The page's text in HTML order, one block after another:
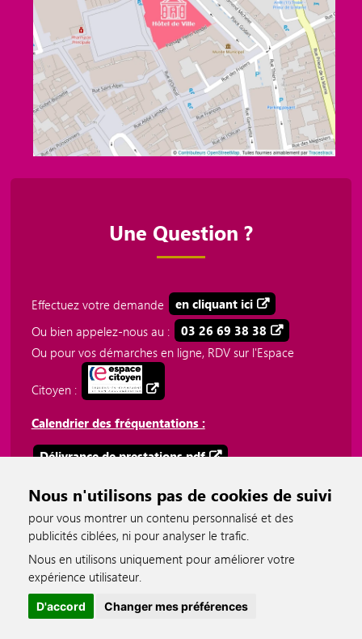
Nous n'utilisons pas de cookies de suivi
pour vous montrer un contenu personnalisé et des
publicités ciblées, ni pour analyser le trafic.
Nous en utilisons uniquement pour améliorer votre
expérience utilisateur.
D'accord Changer mes préférences
Une Question ?
Effectuez votre demande
en cliquant ici
Ou bien appelez-nous au :
03 26 69 38 38
Ou pour vos démarches en ligne, RDV sur l'Espace
Citoyen :
Calendrier des fréquentations :
Délivrance de prestations.pdf
accessible